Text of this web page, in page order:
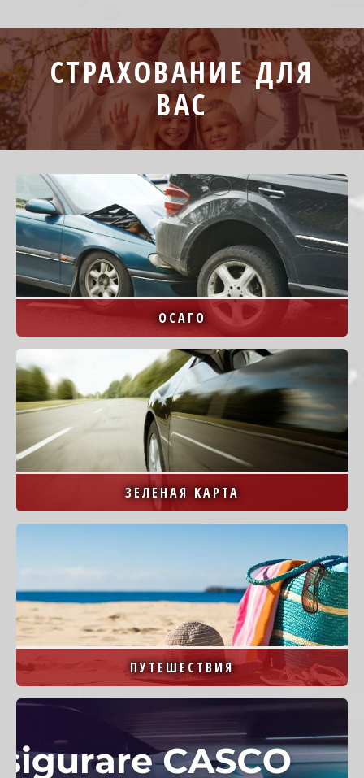
СТРАХОВАНИЕ ДЛЯ
ВАС
Image
ОСАГО
Image
ЗЕЛЕНАЯ КАРТА
Image
ПУТЕШЕСТВИЯ
Image